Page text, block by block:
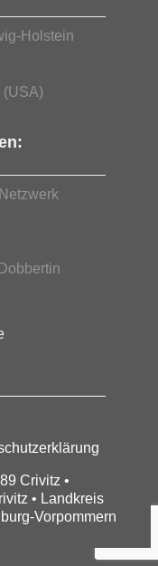
Holstein
(USA)
Crivitz •
• Landkreis
Vorpommern